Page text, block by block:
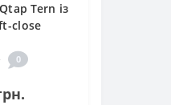
Tern із
close
0